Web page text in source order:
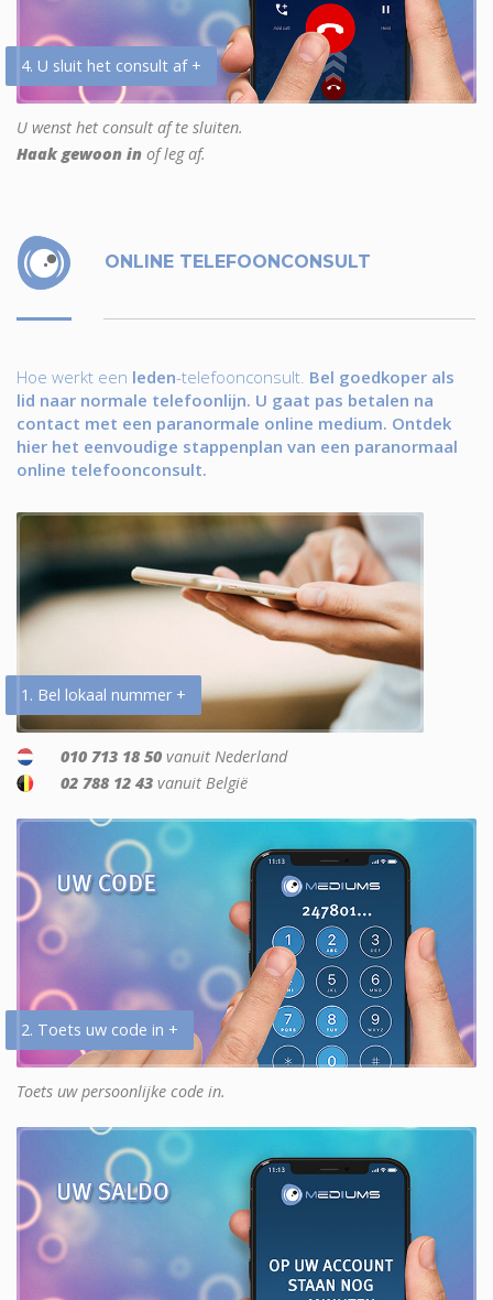
4. U sluit het consult af +
U wenst het consult af te sluiten.
Haak gewoon in of leg af.
ONLINE TELEFOONCONSULT
Hoe werkt een leden-telefoonconsult. Bel goedkoper als
lid naar normale telefoonlijn. U gaat pas betalen na
contact met een paranormale online medium. Ontdek
hier het eenvoudige stappenplan van een paranormaal
online telefoonconsult.
1. Bel lokaal nummer +
010 713 18 50 vanuit Nederland
02 788 12 43 vanuit België
2. Toets uw code in +
Toets uw persoonlijke code in.